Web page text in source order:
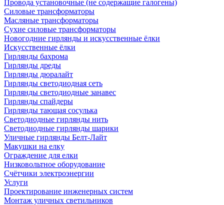
Провода установочные (не содержащие галогены)
Силовые трансформаторы
Масляные трансформаторы
Сухие силовые трансформаторы
Новогодние гирлянды и искусственные ёлки
Искусственные ёлки
Гирлянды бахрома
Гирлянды дреды
Гирлянды дюралайт
Гирлянды светодиодная сеть
Гирлянды светодиодные занавес
Гирлянды спайдеры
Гирлянды тающая сосулька
Светодиодные гирлянды нить
Светодиодные гирлянды шарики
Уличные гирлянды Белт-Лайт
Макушки на елку
Ограждение для елки
Низковольтное оборудование
Счётчики электроэнергии
Услуги
Проектирование инженерных систем
Монтаж уличных светильников